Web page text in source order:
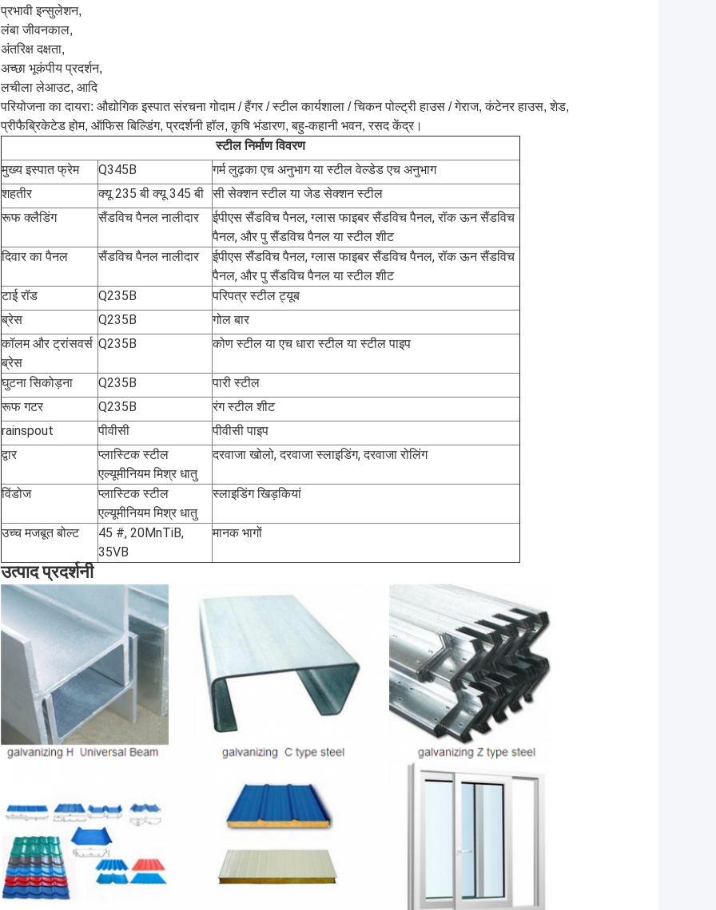
प्रभावी इन्सुलेशन,
लंबा जीवनकाल,
अंतरिक्ष दक्षता,
अच्छा भूकंपीय प्रदर्शन,
लचीला लेआउट, आदि
परियोजना का दायरा: औद्योगिक इस्पात संरचना गोदाम / हैंगर / स्टील कार्यशाला / चिकन पोल्ट्री हाउस / गेराज, कंटेनर हाउस, शेड,
प्रीफैब्रिकेटेड होम, ऑफिस बिल्डिंग, प्रदर्शनी हॉल, कृषि भंडारण, बहु-कहानी भवन, रसद केंद्र।
स्टील निर्माण विवरण
मुख्य इस्पात फ्रेम
Q345B
गर्म लुढ़का एच अनुभाग या स्टील वेल्डेड एच अनुभाग
शहतीर
क्यू 235 बी क्यू 345 बी सी सेक्शन स्टील या जेड सेक्शन स्टील
रूफ क्लैडिंग
सैंडविच पैनल नालीदार
ईपीएस सैंडविच पैनल, ग्लास फाइबर सैंडविच पैनल, रॉक ऊन सैंडविच
पैनल, और पु सैंडविच पैनल या स्टील शीट
दिवार का पैनल
सैंडविच पैनल नालीदार
ईपीएस सैंडविच पैनल, ग्लास फाइबर सैंडविच पैनल, रॉक ऊन सैंडविच
पैनल, और पु सैंडविच पैनल या स्टील शीट
टाई रॉड
Q235B
परिपत्र स्टील ट्यूब
ब्रेस
Q235B
गोल बार
कॉलम और ट्रांसवर्स
ब्रेस
Q235B कोण स्टील या एच धारा स्टील या स्टील पाइप
घुटना सिकोड़ना Q235B
पारी स्टील
रूफ गटर
Q235B
रंग स्टील शीट
rainspout
पीवीसी
पीवीसी पाइप
द्वार
प्लास्टिक स्टील
एल्यूमीनियम मिश्र धातु
दरवाजा खोलो, दरवाजा स्लाइडिंग, दरवाजा रोलिंग
विंडोज
प्लास्टिक स्टील
एल्यूमीनियम मिश्र धातु
स्लाइडिंग खिड़कियां
उच्च मजबूत बोल्ट
45 #, 20MnTiB,
35VB
मानक भागों
उत्पाद प्रदर्शनी